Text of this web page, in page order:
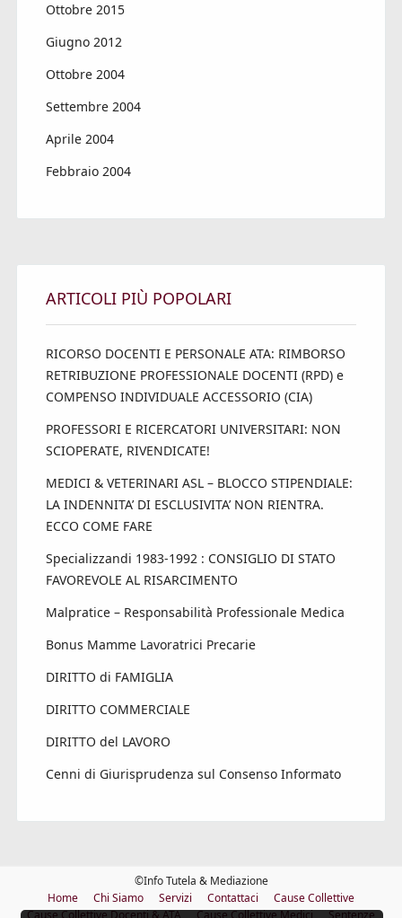
Ottobre 2015
Giugno 2012
Ottobre 2004
Settembre 2004
Aprile 2004
Febbraio 2004
ARTICOLI PIÙ POPOLARI
RICORSO DOCENTI E PERSONALE ATA: RIMBORSO
RETRIBUZIONE PROFESSIONALE DOCENTI (RPD) e
COMPENSO INDIVIDUALE ACCESSORIO (CIA)
PROFESSORI E RICERCATORI UNIVERSITARI: NON
SCIOPERATE, RIVENDICATE!
MEDICI & VETERINARI ASL – BLOCCO STIPENDIALE:
LA INDENNITA’ DI ESCLUSIVITA’ NON RIENTRA.
ECCO COME FARE
Specializzandi 1983-1992 : CONSIGLIO DI STATO
FAVOREVOLE AL RISARCIMENTO
Malpratice – Responsabilità Professionale Medica
Bonus Mamme Lavoratrici Precarie
DIRITTO di FAMIGLIA
DIRITTO COMMERCIALE
DIRITTO del LAVORO
Cenni di Giurisprudenza sul Consenso Informato
©Info Tutela & Mediazione
Home
Chi Siamo Servizi Contattaci
Cause Collettive